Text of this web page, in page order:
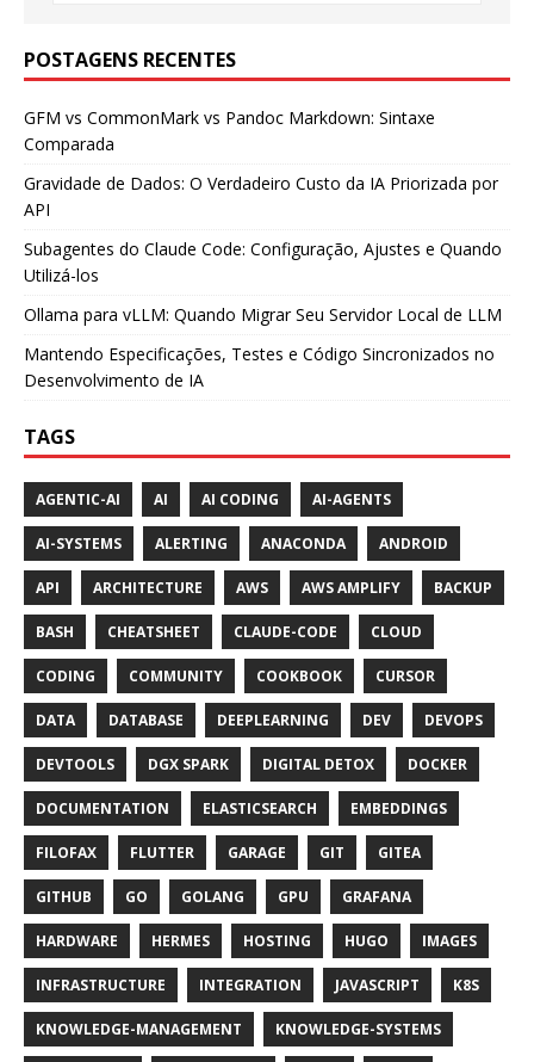
POSTAGENS RECENTES
GFM vs CommonMark vs Pandoc Markdown: Sintaxe
Comparada
Gravidade de Dados: O Verdadeiro Custo da IA Priorizada por
API
Subagentes do Claude Code: Configuração, Ajustes e Quando
Utilizá-los
Ollama para vLLM: Quando Migrar Seu Servidor Local de LLM
Mantendo Especificações, Testes e Código Sincronizados no
Desenvolvimento de IA
TAGS
AGENTIC-AI AI AI CODING AI-AGENTS
AI-SYSTEMS ALERTING ANACONDA ANDROID
API ARCHITECTURE AWS AWS AMPLIFY BACKUP
BASH CHEATSHEET CLAUDE-CODE CLOUD
CODING COMMUNITY COOKBOOK CURSOR
DATA DATABASE DEEPLEARNING DEV DEVOPS
DEVTOOLS DGX SPARK DIGITAL DETOX DOCKER
DOCUMENTATION ELASTICSEARCH EMBEDDINGS
FILOFAX FLUTTER GARAGE GIT GITEA
GITHUB GO GOLANG GPU GRAFANA
HARDWARE HERMES HOSTING HUGO IMAGES
INFRASTRUCTURE INTEGRATION JAVASCRIPT K8S
KNOWLEDGE-MANAGEMENT KNOWLEDGE-SYSTEMS